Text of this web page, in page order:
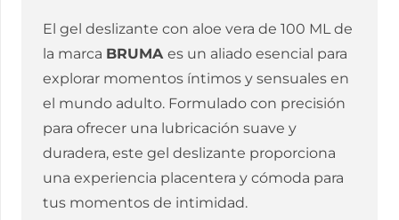
cantidad
El gel deslizante con aloe vera de 100 ML de
la marca BRUMA es un aliado esencial para
explorar momentos íntimos y sensuales en
el mundo adulto. Formulado con precisión
para ofrecer una lubricación suave y
duradera, este gel deslizante proporciona
una experiencia placentera y cómoda para
tus momentos de intimidad.